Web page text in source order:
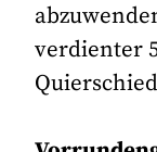
verdienter